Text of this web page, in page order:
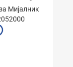
Мијалник